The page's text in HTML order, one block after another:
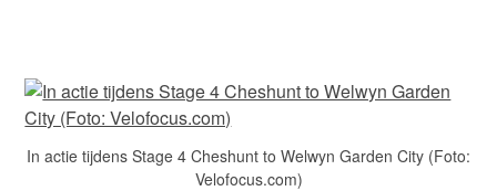
In actie tijdens Stage 4 Cheshunt to Welwyn Garden City (Foto:
Velofocus.com)